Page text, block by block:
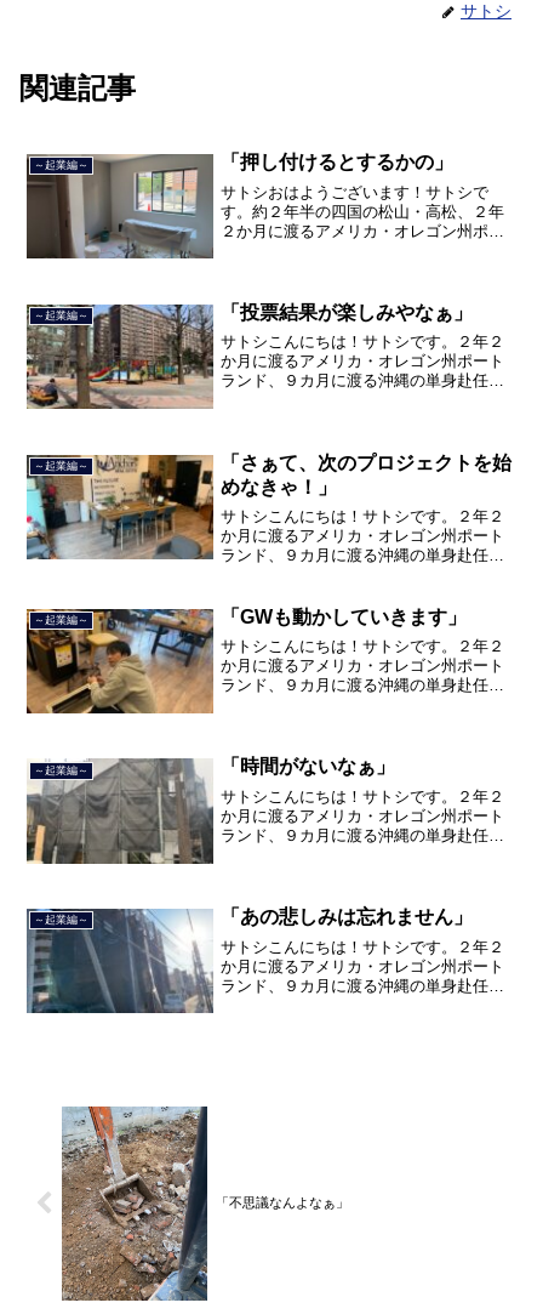
サトシ
関連記事
～起業編～ 「押し付けるとするかの」
サトシおはようございます！サトシで
す。約２年半の四国の松山・高松、２年
２か月に渡るアメリカ・オレゴン州ポー
て、２０２１年３月９日より東...
～起業編～ 「投票結果が楽しみやなぁ」
サトシこんにちは！サトシです。２年２
か月に渡るアメリカ・オレゴン州ポート
ランド、９カ月に渡る沖縄の単身赴任の
品川区南大井で不動産を主...
～起業編～
「さぁて、次のプロジェクトを始
めなきゃ！」
サトシこんにちは！サトシです。２年２
か月に渡るアメリカ・オレゴン州ポート
ランド、９カ月に渡る沖縄の単身赴任の
ました。２０２１年３月９日より東京都
品川区南大井で不動産を主...
～起業編～ 「GWも動かしていきます」
サトシこんにちは！サトシです。２年２
か月に渡るアメリカ・オレゴン州ポート
ランド、９カ月に渡る沖縄の単身赴任の
品川区南大井で不動産を主...
～起業編～ 「時間がないなぁ」
サトシこんにちは！サトシです。２年２
か月に渡るアメリカ・オレゴン州ポート
ランド、９カ月に渡る沖縄の単身赴任の
品川区南大井で不動産を主...
～起業編～ 「あの悲しみは忘れません」
サトシこんにちは！サトシです。２年２
か月に渡るアメリカ・オレゴン州ポート
ランド、９カ月に渡る沖縄の単身赴任の
「不思議なんよなぁ」